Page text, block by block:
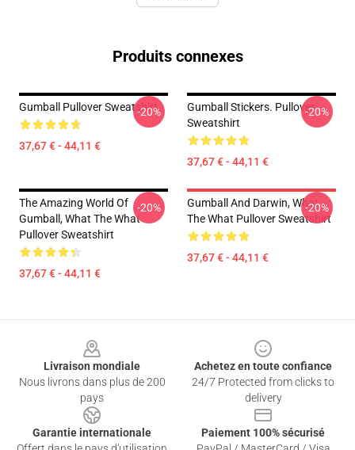
Produits connexes
Gumball Pullover Sweatshirt
37,67 € - 44,11 €
-20%
Gumball Stickers. Pullover
Sweatshirt
37,67 € - 44,11 €
-20%
The Amazing World Of
Gumball, What The What
Pullover Sweatshirt
37,67 € - 44,11 €
-20%
Gumball And Darwin, What
The What Pullover Sweatshirt
37,67 € - 44,11 €
-20%
Livraison mondiale
Nous livrons dans plus de 200
pays
Achetez en toute confiance
24/7 Protected from clicks to
delivery
Garantie internationale
Paiement 100% sécurisé